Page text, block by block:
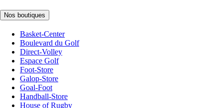
Nos boutiques
Basket-Center
Boulevard du Golf
Direct-Volley
Espace Golf
Foot-Store
Galop-Store
Goal-Foot
Handball-Store
House of Rugby